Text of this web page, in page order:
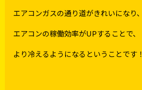
エアコンガスの通り道がきれいになり、
エアコンの稼働効率がUPすることで、
より冷えるようになるということです！